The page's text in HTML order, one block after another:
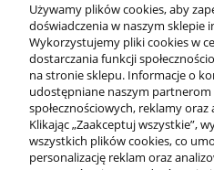
MOJE
PROGRAMY
Używamy plików cookies, aby
doświadczenia w naszym sklepie
Wykorzystujemy pliki cookies w
dostarczania funkcji
na stronie sklepu. Informacje o
udostępniane naszym partnerom
społecznościowych, reklamy oraz
Klikając „Zaakceptuj wszystkie”,
wszystkich plików cookies, co
personalizację reklam oraz